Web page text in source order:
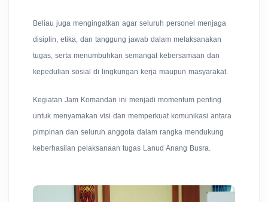
Beliau juga mengingatkan agar seluruh personel menjaga
disiplin, etika, dan tanggung jawab dalam melaksanakan
tugas, serta menumbuhkan semangat kebersamaan dan
kepedulian sosial di lingkungan kerja maupun masyarakat.
Kegiatan Jam Komandan ini menjadi momentum penting
untuk menyamakan visi dan memperkuat komunikasi antara
pimpinan dan seluruh anggota dalam rangka mendukung
keberhasilan pelaksanaan tugas Lanud Anang Busra.